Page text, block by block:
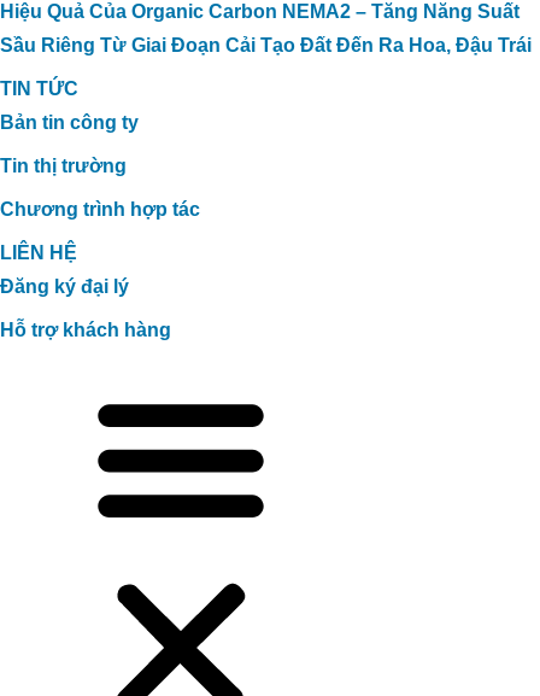
Hiệu Quả Của Organic Carbon NEMA2 – Tăng Năng Suất
Sầu Riêng Từ Giai Đoạn Cải Tạo Đất Đến Ra Hoa, Đậu Trái
TIN TỨC
Bản tin công ty
Tin thị trường
Chương trình hợp tác
LIÊN HỆ
Đăng ký đại lý
Hỗ trợ khách hàng